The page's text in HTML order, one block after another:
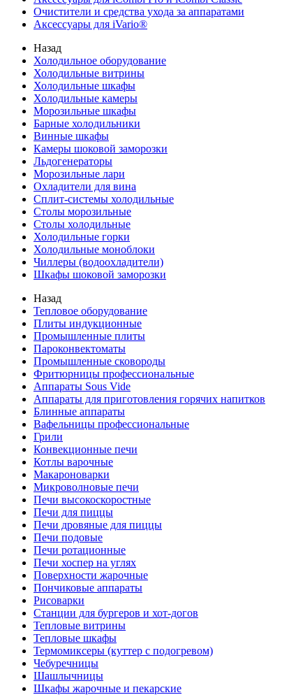
Очистители и средства ухода за аппаратами
Аксессуары для iVario®
Назад
Холодильное оборудование
Холодильные витрины
Холодильные шкафы
Холодильные камеры
Морозильные шкафы
Барные холодильники
Винные шкафы
Камеры шоковой заморозки
Льдогенераторы
Морозильные лари
Охладители для вина
Сплит-системы холодильные
Столы морозильные
Столы холодильные
Холодильные горки
Холодильные моноблоки
Чиллеры (водоохладители)
Шкафы шоковой заморозки
Назад
Тепловое оборудование
Плиты индукционные
Промышленные плиты
Пароконвектоматы
Промышленные сковороды
Фритюрницы профессиональные
Аппараты Sous Vide
Аппараты для приготовления горячих напитков
Блинные аппараты
Вафельницы профессиональные
Грили
Конвекционные печи
Котлы варочные
Макароноварки
Микроволновые печи
Печи высокоскоростные
Печи для пиццы
Печи дровяные для пиццы
Печи подовые
Печи ротационные
Печи хоспер на углях
Поверхности жарочные
Пончиковые аппараты
Рисоварки
Станции для бургеров и хот-догов
Тепловые витрины
Тепловые шкафы
Термомиксеры (куттер с подогревом)
Чебуречницы
Шашлычницы
Шкафы жарочные и пекарские